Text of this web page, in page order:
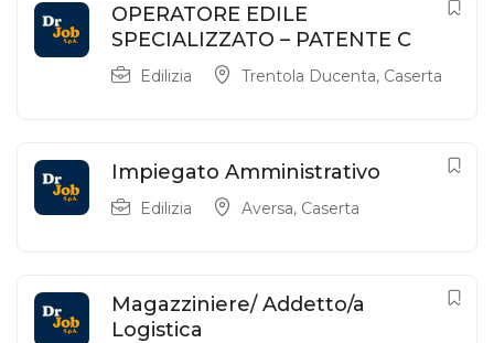
OPERATORE EDILE
SPECIALIZZATO – PATENTE C
Edilizia Trentola Ducenta, Caserta
Impiegato Amministrativo
Edilizia Aversa, Caserta
Magazziniere/ Addetto/a
Logistica